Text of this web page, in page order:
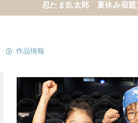
忍たま乱太郎 夏休み宿題
作品情報